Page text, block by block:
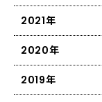
2021年
2020年
2019年